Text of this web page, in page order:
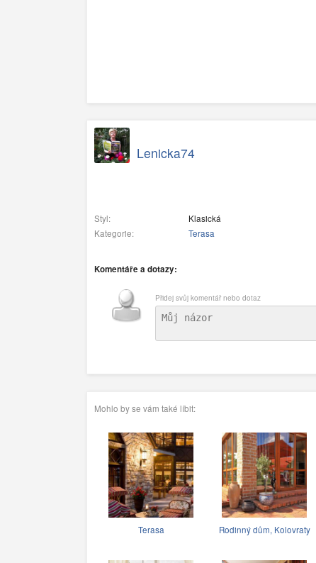
Lenicka74
Styl:
Klasická
Kategorie:
Terasa
Komentáře a dotazy:
Přidej svůj komentář nebo dotaz
Mohlo by se vám také líbit:
Terasa Rodinný dům, Kolovraty